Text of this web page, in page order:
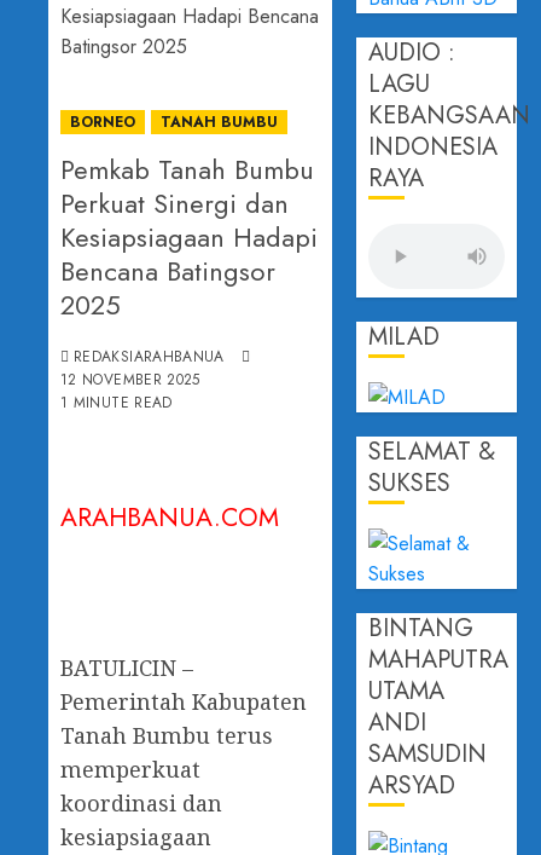
BORNEO TANAH BUMBU
Pemkab Tanah Bumbu
Perkuat Sinergi dan
Kesiapsiagaan Hadapi
Bencana Batingsor
2025
REDAKSIARAHBANUA
12 NOVEMBER 2025
1 MINUTE READ
ARAHBANUA.COM
BATULICIN –
Pemerintah Kabupaten
Tanah Bumbu terus
memperkuat
koordinasi dan
kesiapsiagaan
AUDIO :
LAGU
KEBANGSAAN
INDONESIA
RAYA
MILAD
SELAMAT &
SUKSES
BINTANG
MAHAPUTRA
UTAMA
ANDI
SAMSUDIN
ARSYAD